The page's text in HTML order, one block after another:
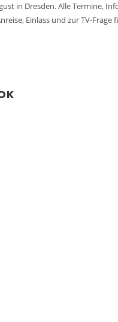
in Dresden. Alle Termine,
Einlass und zur TV-Frage